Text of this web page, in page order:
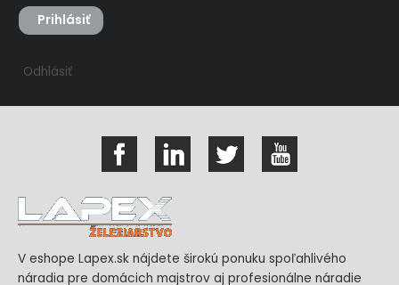
Prihlásiť
Odhlásiť
V eshope Lapex.sk nájdete širokú ponuku spoľahlivého
náradia pre domácich majstrov aj profesionálne náradie